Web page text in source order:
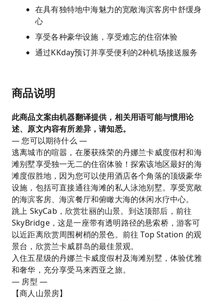
在具有独特地中海魅力的宽敞海滨客房中舒缓身
心
享受各种豪华设施，享受难忘的住宿体验
通过KKday预订并享受便利的2种机场接送服务
商品说明
此商品文案由机器翻译提供，相关用语可能与惯用论
述、原文内容有所差异，请知悉。
— 您可以期待什么 —
逃离城市的喧嚣，在屡获殊荣的丹娜兰卡威度假村和海
滩别墅享受独一无二的住宿体验！探索该地区最好的海
滩度假胜地，因为您可以使用酒店各个角落的顶级豪华
设施，包括可直接通往海滩的私人泳池别墅。享受宽敞
的海滨客房、海滨餐厅和俯瞰大海的休闲水疗中心。
跳上 SkyCab，欣赏壮丽的山景。到达顶部后，前往
SkyBridge，这是一座带有透明路径的悬索桥，游客可
以近距离欣赏周围树梢的景色。前往 Top Station 的观
景台，欣赏兰卡威群岛的最佳景观。
入住五星级的丹娜兰卡威度假村及海滩别墅，体验优雅
和奢华，充分享受马来西亚之旅。
— 房型 —
【商人山景房】